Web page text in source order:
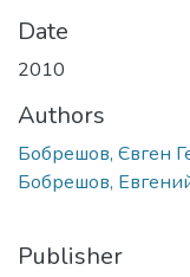
Date
2010
Authors
Бобрешов, Євген
Бобрешов,
Publisher